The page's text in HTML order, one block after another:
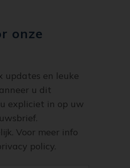
onze
updates en leuke
u dit
expliciet in op uw
Voor meer info
policy.